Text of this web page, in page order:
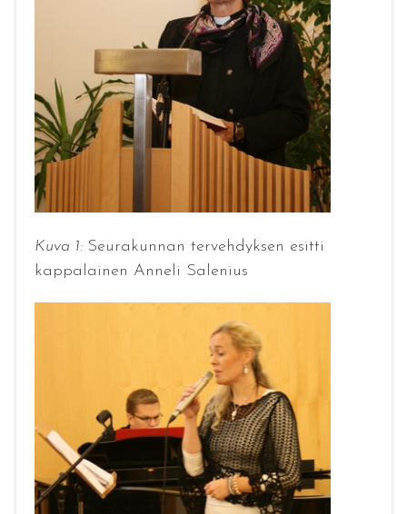
Kuva 1: Seurakunnan tervehdyksen esitti
kappalainen Anneli Salenius